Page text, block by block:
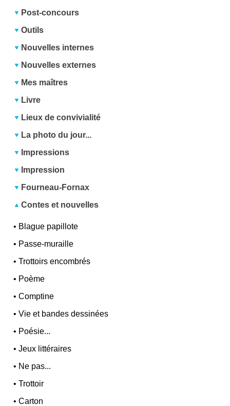
Post-concours
Outils
Nouvelles internes
Nouvelles externes
Mes maîtres
Livre
Lieux de convivialité
La photo du jour...
Impressions
Impression
Fourneau-Fornax
Contes et nouvelles
• Blague papillote
• Passe-muraille
•Trottoirs encombrés
• Poème
•Comptine
•Vie et bandes dessinées
• Poésie...
•Jeux littéraires
• Ne pas...
•Trottoir
•Carton